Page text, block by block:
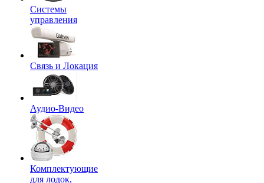
Системы
управления
Связь и Локация
Аудио-Видео
Комплектующие
для лодок,